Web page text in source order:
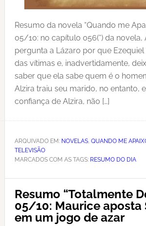
Resumo da novela “Quando me
05/10: no capítulo 056(*) da novela,
pergunta a Lázaro por que
das vítimas e, inadvertidamente,
saber que ela sabe quem é o
Alzira traiu seu marido, no entanto,
confiança de Alzira, não […]
ARQUIVADO EM: NOVELAS, QUANDO ME
TELEVISÃO
MARCADOS COM AS TAGS: RESUMO DO DIA
Resumo “Totalmente
05/10: Maurice aposta
em um jogo de azar